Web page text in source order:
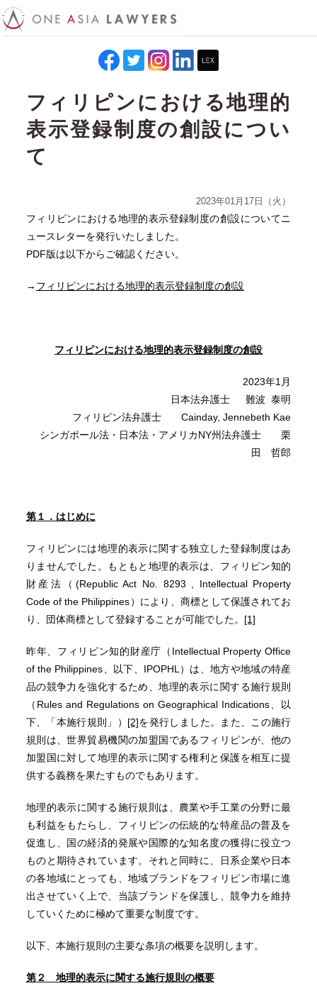
フィリピンにおける地理的
表示登録制度の創設につい
て
2023年01月17日（火）
フィリピンにおける地理的表示登録制度の創設についてニ
ュースレターを発行いたしました。
PDF版は以下からご確認ください。
→ フィリピンにおける地理的表示登録制度の創設
フィリピンにおける地理的表示登録制度の創設
2023年1月
日本法弁護士 難波 泰明
フィリピン法弁護士 Cainday, Jennebeth Kae
シンガポール法・日本法・アメリカNY州法弁護士 栗
田 哲郎
第１．はじめに
フィリピンには地理的表示に関する独立した登録制度はあ
りませんでした。もともと地理的表示は、フィリピン知的
財産法（(Republic Act No. 8293 , Intellectual Property
Code of the Philippines）により、商標として保護されてお
り、団体商標として登録することが可能でした。 [1]
昨年、フィリピン知的財産庁（Intellectual Property Office
of the Philippines、以下、IPOPHL）は、地方や地域の特産
品の競争力を強化するため、地理的表示に関する施行規則
（Rules and Regulations on Geographical Indications、以
下、「本施行規則」） [2]を発行しました。また、この施行
規則は、世界貿易機関の加盟国であるフィリピンが、他の
加盟国に対して地理的表示に関する権利と保護を相互に提
供する義務を果たすものでもあります。
地理的表示に関する施行規則は、農業や手工業の分野に最
も利益をもたらし、フィリピンの伝統的な特産品の普及を
促進し、国の経済的発展や国際的な知名度の獲得に役立つ
ものと期待されています。それと同時に、日系企業や日本
の各地域にとっても、地域ブランドをフィリピン市場に進
出させていく上で、当該ブランドを保護し、競争力を維持
していくために極めて重要な制度です。
以下、本施行規則の主要な条項の概要を説明します。
第２ 地理的表示に関する施行規則の概要